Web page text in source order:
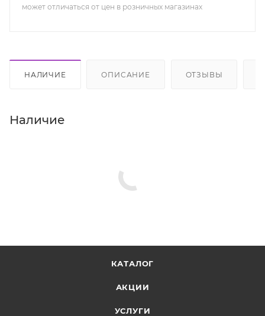
может отличаться от цен в розничных магазинах
НАЛИЧИЕ ОПИСАНИЕ ОТЗЫВЫ
Наличие
КАТАЛОГ
АКЦИИ
УСЛУГИ